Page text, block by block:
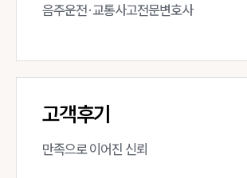
음주운전·교통사고전문변호사
고객후기
만족으로 이어진 신뢰